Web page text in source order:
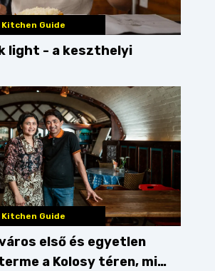
Guide
light - a keszthelyi
Guide
első és egyetlen
a Kolosy téren, mi